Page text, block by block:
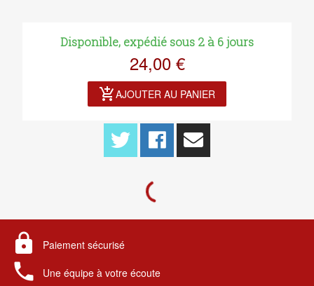
Disponible, expédié sous 2 à 6 jours
24,00 €
add_shopping_cartAJOUTER AU PANIER
lock Paiement sécurisé
local_phone Une équipe à votre écoute